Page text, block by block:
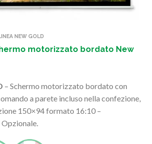
NEW GOLD
motorizzato bordato New
– Schermo motorizzato bordato con
a parete incluso nella confezione,
150×94 formato 16:10 –
Opzionale.